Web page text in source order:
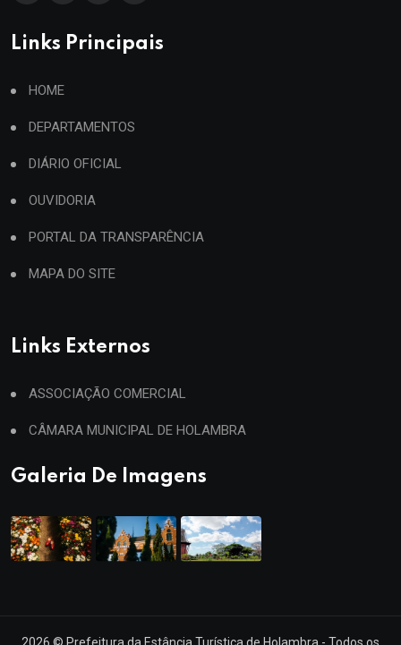
Links Principais
HOME
DEPARTAMENTOS
DIÁRIO OFICIAL
OUVIDORIA
PORTAL DA TRANSPARÊNCIA
MAPA DO SITE
Links Externos
ASSOCIAÇÃO COMERCIAL
CÂMARA MUNICIPAL DE HOLAMBRA
Galeria De Imagens
2026 © Prefeitura da Estância Turística de Holambra - Todos os